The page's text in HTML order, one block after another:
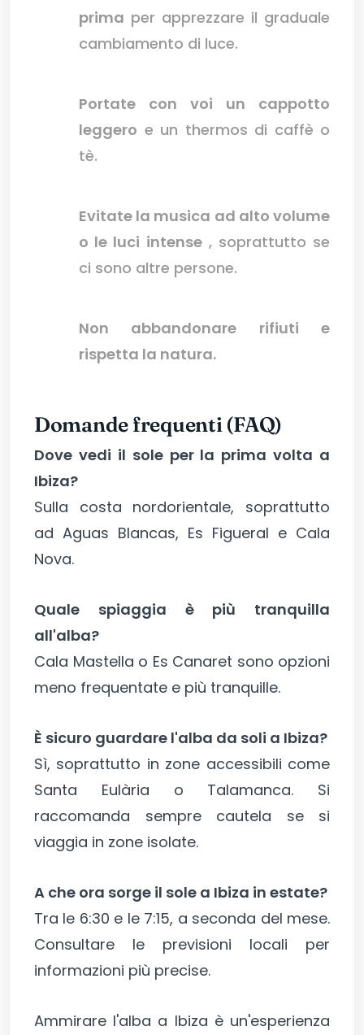
prima per apprezzare il graduale
cambiamento di luce.
Portate con voi un cappotto
leggero e un thermos di caffè o
tè.
Evitate la musica ad alto volume
o le luci intense, soprattutto se
ci sono altre persone.
Non abbandonare rifiuti e
rispetta la natura.
Domande frequenti (FAQ)
Dove vedi il sole per la prima volta a
Ibiza?
Sulla costa nordorientale, soprattutto
ad Aguas Blancas, Es Figueral e Cala
Nova.
Quale spiaggia è più tranquilla
all'alba?
Cala Mastella o Es Canaret sono opzioni
meno frequentate e più tranquille.
È sicuro guardare l'alba da soli a Ibiza?
Sì, soprattutto in zone accessibili come
Santa Eulària o Talamanca. Si
raccomanda sempre cautela se si
viaggia in zone isolate.
A che ora sorge il sole a Ibiza in estate?
Tra le 6:30 e le 7:15, a seconda del mese.
Consultare le previsioni locali per
informazioni più precise.
Ammirare l'alba a Ibiza è un'esperienza